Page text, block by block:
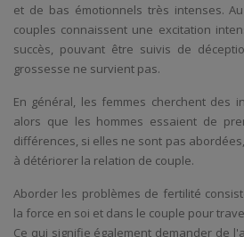
et de bas émotionnels très intenses.
couples connaissent une excitation
succès, pouvant être suivis de
grossesse ne survient pas.
En général, les femmes cherchent des
alors que les hommes essaient de
différences, si elles ne sont pas
à détériorer la relation de couple.
Aborder les problèmes de fertilité
la force en soi et dans le couple pour
Ce qui signifie également demander de